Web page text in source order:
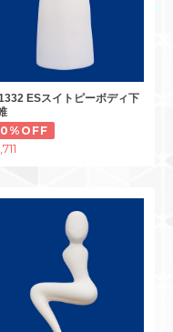
ESスイトピーボディ下